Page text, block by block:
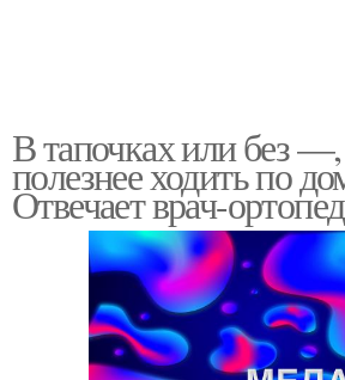
В тапочках или без
полезнее ходить по
Отвечает врач-ортопед